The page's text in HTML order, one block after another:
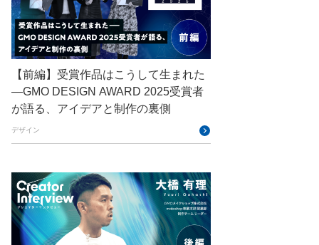
CODE BLUE ConoHa
ConoHa VPS CSS CTF
Designship developer
DevRel DevSecOpsThon
EXPERT CROSS
GMO AI＆ロボティクス商事
GMO AIR GMO DESIGN AWARD
【前編】受賞作品はこうして生まれた
—GMO DESIGN AWARD 2025受賞者
が語る、アイデアと制作の裏側
デザイン